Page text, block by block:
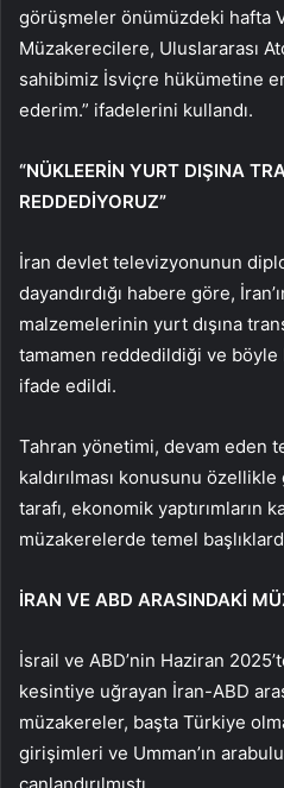
görüşmeler önümüzdeki hafta
Müzakerecilere, Uluslararası
sahibimiz İsviçre hükümetine
ederim.” ifadelerini kullandı.
“NÜKLEERİN YURT DIŞINA
REDDEDİYORUZ”
İran devlet televizyonunun
dayandırdığı habere göre,
malzemelerinin yurt dışına
tamamen reddedildiği ve böyle
ifade edildi.
Tahran yönetimi, devam eden
kaldırılması konusunu
tarafı, ekonomik yaptırımların
müzakerelerde temel
İRAN VE ABD ARASINDAKİ
İsrail ve ABD’nin Haziran
kesintiye uğrayan İran-ABD
müzakereler, başta Türkiye
girişimleri ve Umman’ın